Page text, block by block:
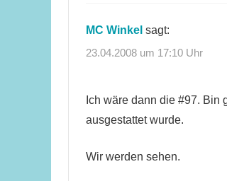
MC Winkel sagt:
23.04.2008 um 17:10 Uhr
Ich wäre dann die #97. Bin
ausgestattet wurde.
Wir werden sehen.